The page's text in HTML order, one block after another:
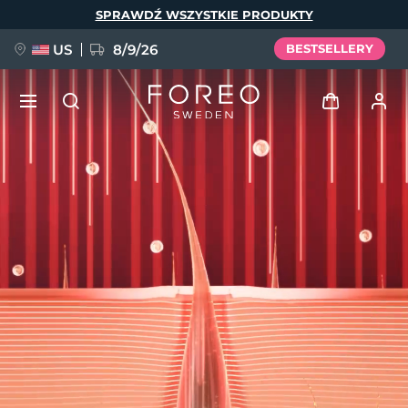
SPRAWDŹ WSZYSTKIE PRODUKTY
US 8/9/26 BESTSELLERY
Profil użytkownika
Moje urządzenia
Moje zamówienia
Moje adresy
Moje subskrypcje
NOWOŚĆ
FAQ™ Pure Beauty-Tech Elixir
issa™ Teeth Whitening Set
Język
English Deutsch
Español
Français
Italiano
Português
Polski
Svenska
Русский
Türkçe
简体中文 繁體中文